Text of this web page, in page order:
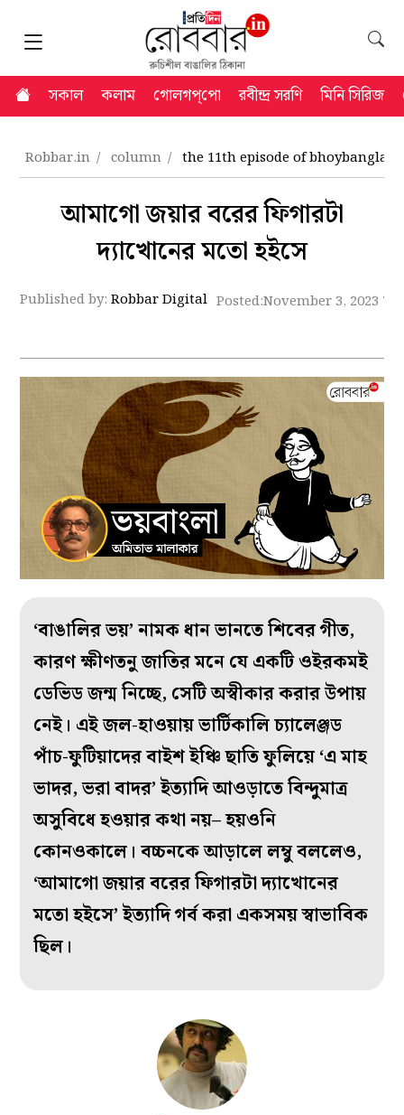
সকাল কলাম গোলগপ্‌পো রবীন্দ্র সরণি মিনি সিরিজ
Robbar.in column the 11th episode of bhoybangla
আমাগো জয়ার বরের ফিগারটা
দ্যাখোনের মতো হইসে
Published by:Robbar Digital Posted:November 3, 2023
‘বাঙালির ভয়’ নামক ধান ভানতে শিবের গীত,
কারণ ক্ষীণতনু জাতির মনে যে একটি ওইরকমই
ডেভিড জন্ম নিচ্ছে, সেটি অস্বীকার করার উপায়
নেই। এই জল-হাওয়ায় ভার্টিকালি চ্যালেঞ্জড
পাঁচ-ফুটিয়াদের বাইশ ইঞ্চি ছাতি ফুলিয়ে ‘এ মাহ
ভাদর, ভরা বাদর’ ইত্যাদি আওড়াতে বিন্দুমাত্র
অসুবিধে হওয়ার কথা নয়– হয়ওনি
কোনওকালে। বচ্চনকে আড়ালে লম্বু বললেও,
‘আমাগো জয়ার বরের ফিগারটা দ্যাখোনের
মতো হইসে’ ইত্যাদি গর্ব করা একসময় স্বাভাবিক
ছিল।